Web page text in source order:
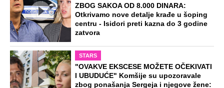
ZBOG SAKOA OD 8.000 DINARA:
Otkrivamo nove detalje krađe u šoping
centru - Isidori preti kazna do 3 godine
zatvora
STARS
"OVAKVE EKSCESE MOŽETE OČEKIVATI
I UBUDUĆE" Komšije su upozoravale
zbog ponašanja Sergeja i njegove žene: